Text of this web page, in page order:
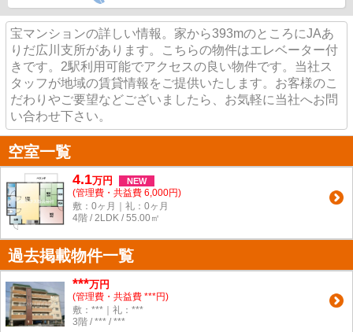
宝マンションの詳しい情報。家から393mのところにJAあ
りだ広川支所があります。こちらの物件はエレベーター付
きです。2駅利用可能でアクセスの良い物件です。当社ス
タッフが地域の賃貸情報をご提供いたします。お客様のこ
だわりやご要望などございましたら、お気軽に当社へお問
い合わせ下さい。
空室一覧
4.1万円 NEW
(管理費・共益費 6,000円)
敷：0ヶ月｜礼：0ヶ月
4階 / 2LDK / 55.00㎡
過去掲載物件一覧
***万円
(管理費・共益費 ***円)
敷：***｜礼：***
3階 / *** / ***